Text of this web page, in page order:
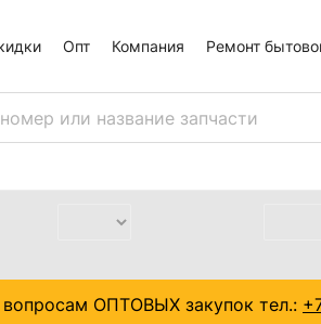
Опт Компания Ремонт
ОПТОВЫХ закупок тел.: